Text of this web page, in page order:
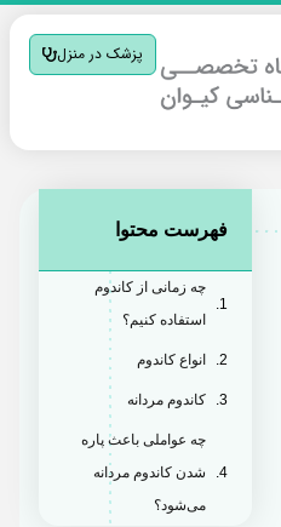
پزشک در منزل
فهرست محتوا
چه زمانی از کاندوم
استفاده کنیم؟
انواع کاندوم
کاندوم مردانه
چه عواملی باعث پاره
شدن کاندوم مردانه
می‌شود؟